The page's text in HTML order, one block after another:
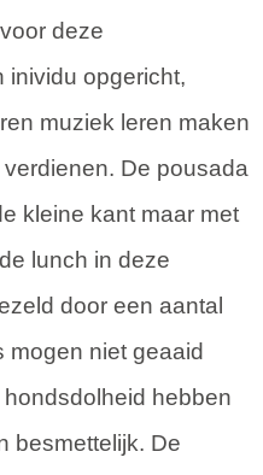
deze
inividu opgericht,
muziek leren maken
De pousada
kleine kant maar met
lunch in deze
door een aantal
mogen niet geaaid
hebben
besmettelijk. De